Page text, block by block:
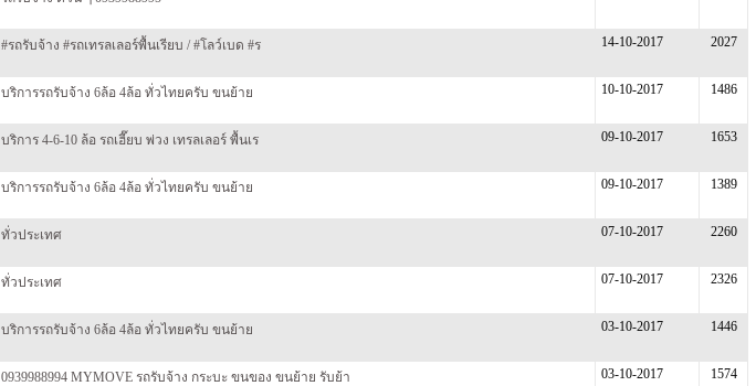
#รถรับจ้าง #รถเทรลเลอร์พื้นเรียบ / #โลว์เบด #ร 14-10-2017 2027
บริการรถรับจ้าง 6ล้อ 4ล้อ ทั่วไทยครับ ขนย้าย 10-10-2017 1486
บริการ 4-6-10 ล้อ รถเฮี๊ยบ พ่วง เทรลเลอร์ พื้นเร 09-10-2017 1653
บริการรถรับจ้าง 6ล้อ 4ล้อ ทั่วไทยครับ ขนย้าย 09-10-2017 1389
ทั่วประเทศ 07-10-2017 2260
ทั่วประเทศ 07-10-2017 2326
บริการรถรับจ้าง 6ล้อ 4ล้อ ทั่วไทยครับ ขนย้าย 03-10-2017 1446
0939988994 MYMOVE รถรับจ้าง กระบะ ขนของ ขนย้าย รับย้า 03-10-2017 1574